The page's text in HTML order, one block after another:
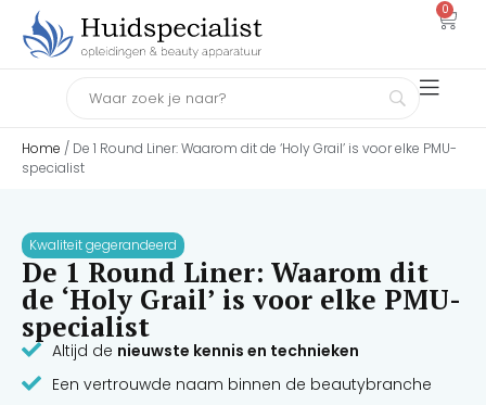
0
Home / De 1 Round Liner: Waarom dit de ‘Holy Grail’ is voor elke PMU-
specialist
Kwaliteit gegerandeerd
De 1 Round Liner: Waarom dit
de ‘Holy Grail’ is voor elke PMU-
specialist
Altijd de nieuwste kennis en technieken
Een vertrouwde naam binnen de beautybranche